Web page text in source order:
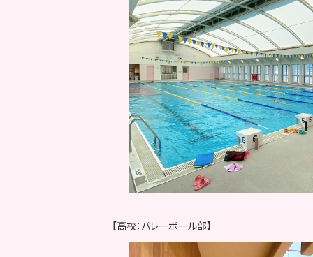
【高校：バレーボール部】